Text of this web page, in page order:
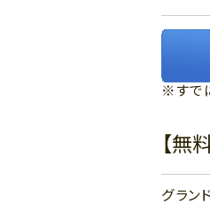
※すで
【無
グラン